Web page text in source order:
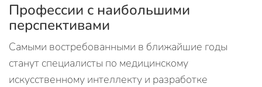
Профессии с наибольшими
перспективами
Самыми востребованными в ближайшие годы
станут специалисты по медицинскому
искусственному интеллекту и разработке